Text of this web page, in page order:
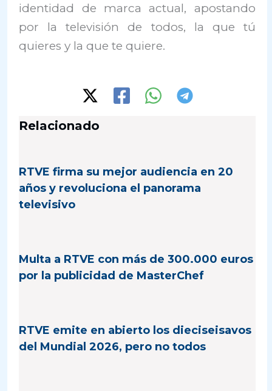
identidad de marca actual, apostando
por la televisión de todos, la que tú
quieres y la que te quiere.
Relacionado
RTVE firma su mejor audiencia en 20
años y revoluciona el panorama
televisivo
Multa a RTVE con más de 300.000 euros
por la publicidad de MasterChef
RTVE emite en abierto los dieciseisavos
del Mundial 2026, pero no todos